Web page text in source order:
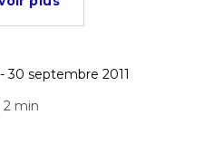
- 30 septembre 2011
2 min